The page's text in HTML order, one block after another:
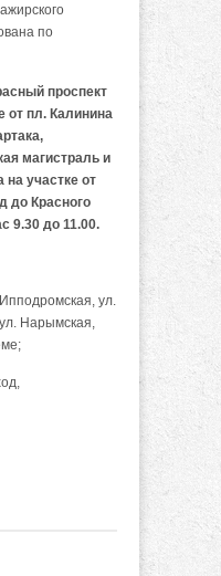
по
проспект
от пл. Калинина
магистраль и
на участке от
до Красного
9.30 до 11.00.
ул.
Нарымская,